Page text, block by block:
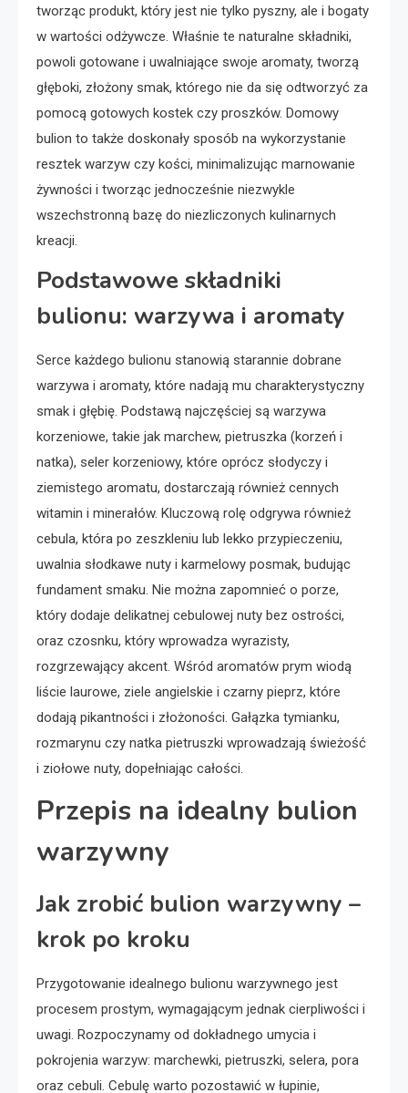
tworząc produkt, który jest nie tylko pyszny, ale i bogaty
w wartości odżywcze. Właśnie te naturalne składniki,
powoli gotowane i uwalniające swoje aromaty, tworzą
głęboki, złożony smak, którego nie da się odtworzyć za
pomocą gotowych kostek czy proszków. Domowy
bulion to także doskonały sposób na wykorzystanie
resztek warzyw czy kości, minimalizując marnowanie
żywności i tworząc jednocześnie niezwykle
wszechstronną bazę do niezliczonych kulinarnych
kreacji.
Podstawowe składniki
bulionu: warzywa i aromaty
Serce każdego bulionu stanowią starannie dobrane
warzywa i aromaty, które nadają mu charakterystyczny
smak i głębię. Podstawą najczęściej są warzywa
korzeniowe, takie jak marchew, pietruszka (korzeń i
natka), seler korzeniowy, które oprócz słodyczy i
ziemistego aromatu, dostarczają również cennych
witamin i minerałów. Kluczową rolę odgrywa również
cebula, która po zeszkleniu lub lekko przypieczeniu,
uwalnia słodkawe nuty i karmelowy posmak, budując
fundament smaku. Nie można zapomnieć o porze,
który dodaje delikatnej cebulowej nuty bez ostrości,
oraz czosnku, który wprowadza wyrazisty,
rozgrzewający akcent. Wśród aromatów prym wiodą
liście laurowe, ziele angielskie i czarny pieprz, które
dodają pikantności i złożoności. Gałązka tymianku,
rozmarynu czy natka pietruszki wprowadzają świeżość
i ziołowe nuty, dopełniając całości.
Przepis na idealny bulion
warzywny
Jak zrobić bulion warzywny –
krok po kroku
Przygotowanie idealnego bulionu warzywnego jest
procesem prostym, wymagającym jednak cierpliwości i
uwagi. Rozpoczynamy od dokładnego umycia i
pokrojenia warzyw: marchewki, pietruszki, selera, pora
oraz cebuli. Cebulę warto pozostawić w łupinie,